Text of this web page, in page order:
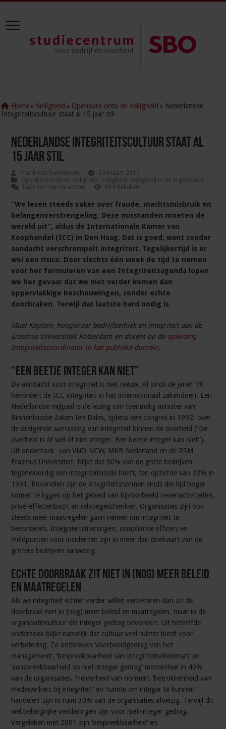
Home » Veiligheid » Openbare orde en veiligheid » Nederlandse
Integriteitscultuur staat al 15 jaar stil
Nederlandse Integriteitscultuur staat al
15 jaar stil
Frank van Summeren
23 maart 2017
Openbare orde en veiligheid ,Veiligheid ,Veiligheid in de organisatie
Laat een reactie achter
864 Bekeken
“We lezen steeds vaker over fraude, machtsmisbruik en
belangenverstrengeling. Deze misstanden moeten de
wereld uit”, aldus de Internationale Kamer van
Koophandel (ICC) in Den Haag. Dat is goed, want zonder
aandacht verschrompelt integriteit. Tegelijkertijd is er
wel een risico. Door slechts één week de tijd te nemen
voor het formuleren van een Integriteitsagenda lopen
we het gevaar dat we niet verder komen dan
oppervlakkige beschouwingen, zonder echte
doorbraken. Terwijl dat laatste hard nodig is.
Muel Kaptein, hoogleraar bedrijfsethiek en integriteit aan de
Erasmus Universiteit Rotterdam en docent op de opleiding
Integriteitscoördinator in het publieke domein.
“Een beetje integer kan niet”
De aandacht voor integriteit is niet nieuw. Al sinds de jaren ’70
bevordert de ICC integriteit in het internationaal zakendoen. Een
Nederlandse mijlpaal is de lezing van toenmalig minister van
Binnenlandse Zaken Ien Dales, tijdens een congres in 1992, over
de dreigende aantasting van integriteit binnen de overheid (“De
overheid is óf wel óf niet integer. Een beetje integer kan niet”).
Uit onderzoek -van VNO-NCW, MKB-Nederland en de RSM
Erasmus Universiteit- blijkt dat 90% van de grote bedrijven
tegenwoordig een integriteitscode heeft, ten opzichte van 22% in
1991. Bovendien zijn de integriteitsnormen sinds die tijd hoger
komen te liggen op het gebied van bijvoorbeeld nevenactiviteiten,
privé-effectenbezit en relatiegeschenken. Organisaties zijn ook
steeds meer maatregelen gaan nemen om integriteit te
bevorderen. Integriteitstrainingen, compliance officers en
meldpunten voor incidenten zijn in meer dan driekwart van de
grotere bedrijven aanwezig.
Echte doorbraak zit niet in (nog) meer beleid
en maatregelen
Als we integriteit echter verder willen verbeteren dan zit de
doorbraak niet in (nog) meer beleid en maatregelen, maar in de
organisatiecultuur die integer gedrag bevordert. Uit hetzelfde
onderzoek blijkt namelijk dat cultuur veel ruimte biedt voor
verbetering. Zo ontbreken ‘voorbeeldgedrag van het
management’, ‘bespreekbaarheid van integriteitsdilemma’s’ en
‘aanspreekbaarheid op niet-integer gedrag’ momenteel in 40%
van de organisaties. ‘Helderheid van normen’, ‘betrokkenheid van
medewerkers bij integriteit’ en ‘ruimte om integer te kunnen
handelen’ zijn in ruim 30% van de organisaties afwezig. Terwijl dit
wel belangrijke verklaringen zijn voor niet-integer gedrag.
Vergeleken met 2001 zijn ‘bespreekbaarheid’ en